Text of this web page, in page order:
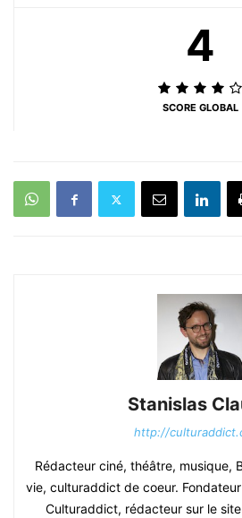
4
SCORE GLOBAL
Stanislas
http://
Rédacteur ciné, théâtre, musique,
vie, culturaddict de coeur.
Culturaddict, rédacteur sur le